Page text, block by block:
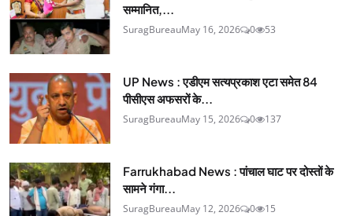
सम्मानित,...
SuragBureauMay 16, 2026 0 53
UP News : एडीएम सत्यप्रकाश एटा समेत 84
पीसीएस अफसरों के...
SuragBureauMay 15, 2026 0 137
Farrukhabad News : पांचाल घाट पर दोस्तों के
सामने गंगा...
SuragBureauMay 12, 2026 0 15